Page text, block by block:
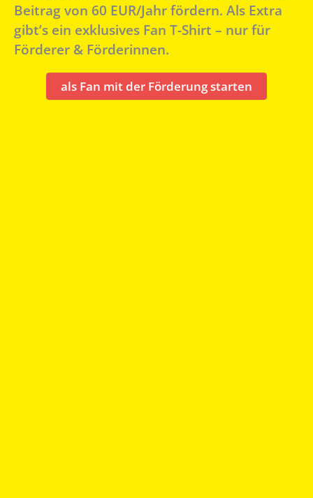
Beitrag von 60 EUR/Jahr fördern. Als Extra
gibt’s ein exklusives Fan T-Shirt – nur für
Förderer & Förderinnen.
als Fan mit der Förderung starten